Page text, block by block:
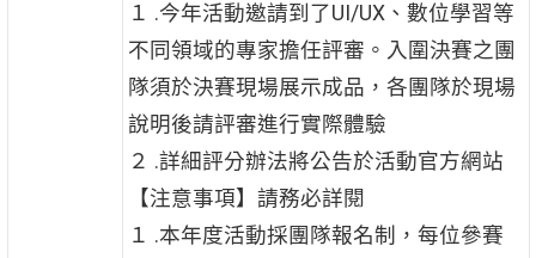
１ .今年活動邀請到了UI/UX、數位學習等
不同領域的專家擔任評審。入圍決賽之團
隊須於決賽現場展示成品，各團隊於現場
說明後請評審進行實際體驗
２ .詳細評分辦法將公告於活動官方網站
【注意事項】請務必詳閱
１ .本年度活動採團隊報名制，每位參賽